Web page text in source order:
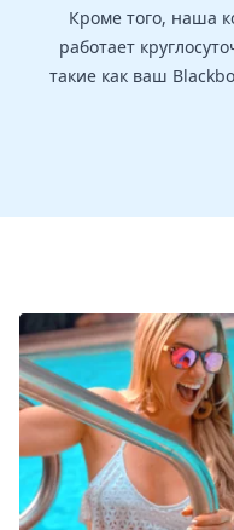
Кроме того, наша
работает
такие как ваш